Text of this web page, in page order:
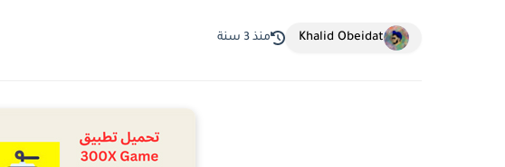
Khalid Obeidat منذ 3 سنة